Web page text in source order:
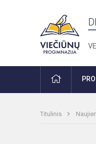
PRADŽIA
Titulinis